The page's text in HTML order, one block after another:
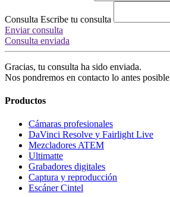
Consulta Escribe tu consulta
Enviar consulta
Consulta enviada
Gracias, tu consulta ha sido enviada.
Nos pondremos en contacto lo antes posible
Productos
Cámaras profesionales
DaVinci Resolve y Fairlight Live
Mezcladores ATEM
Ultimatte
Grabadores digitales
Captura y reproducción
Escáner Cintel